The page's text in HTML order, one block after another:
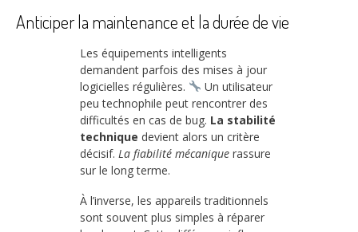
Anticiper la maintenance et la durée de vie
Les équipements intelligents
demandent parfois des mises à jour
logicielles régulières.
Un utilisateur
peu technophile peut rencontrer des
difficultés en cas de bug. La stabilité
technique devient alors un critère
décisif. La fiabilité mécanique rassure
sur le long terme.
À l’inverse, les appareils traditionnels
sont souvent plus simples à réparer